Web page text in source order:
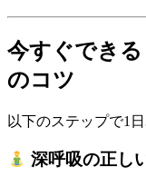
今すぐでき
のコツ
以下のステップで1
深呼吸の正し